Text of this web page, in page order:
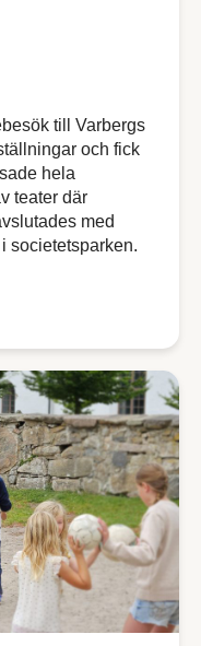
till Varbergs
och fick
hela
teater där
med
societetsparken.